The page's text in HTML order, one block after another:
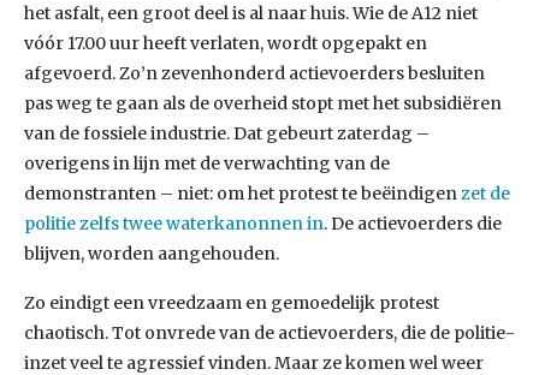
het asfalt, een groot deel is al naar huis. Wie de A12 niet
vóór 17.00 uur heeft verlaten, wordt opgepakt en
afgevoerd. Zo’n zevenhonderd actievoerders besluiten
pas weg te gaan als de overheid stopt met het subsidiëren
van de fossiele industrie. Dat gebeurt zaterdag –
overigens in lijn met de verwachting van de
demonstranten – niet: om het protest te beëindigenzet de
politie zelfs twee waterkanonnen in. De actievoerders die
blijven, worden aangehouden.
Zo eindigt een vreedzaam en gemoedelijk protest
chaotisch. Tot onvrede van de actievoerders, die de politie-
inzet veel te agressief vinden. Maar ze komen wel weer